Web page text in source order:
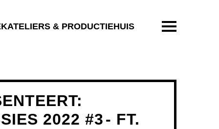
& PRODUCTIEHUIS ENTER OM
2022 #3- FT.